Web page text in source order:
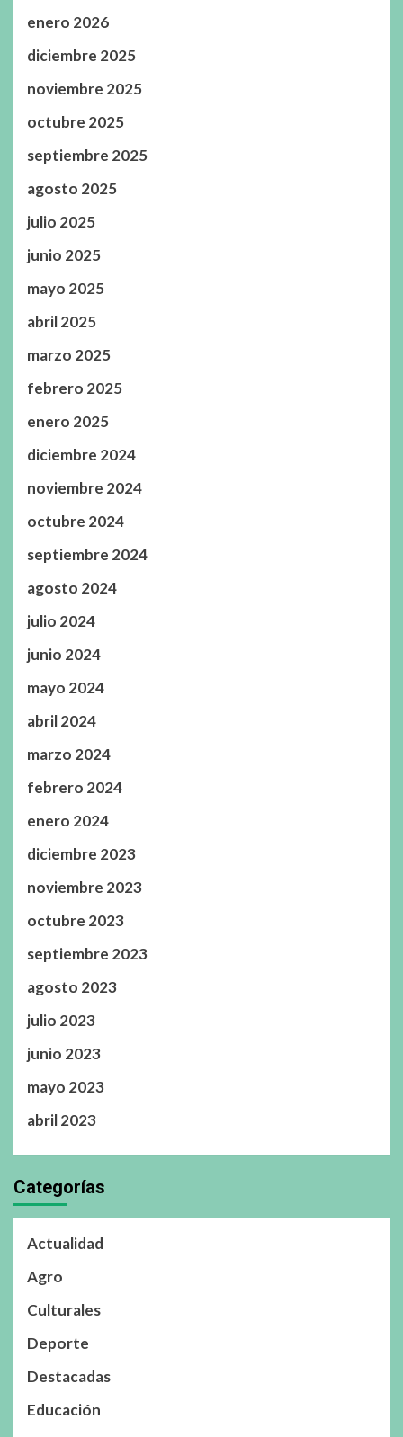
enero 2026
diciembre 2025
noviembre 2025
octubre 2025
septiembre 2025
agosto 2025
julio 2025
junio 2025
mayo 2025
abril 2025
marzo 2025
febrero 2025
enero 2025
diciembre 2024
noviembre 2024
octubre 2024
septiembre 2024
agosto 2024
julio 2024
junio 2024
mayo 2024
abril 2024
marzo 2024
febrero 2024
enero 2024
diciembre 2023
noviembre 2023
octubre 2023
septiembre 2023
agosto 2023
julio 2023
junio 2023
mayo 2023
abril 2023
Categorías
Actualidad
Agro
Culturales
Deporte
Destacadas
Educación